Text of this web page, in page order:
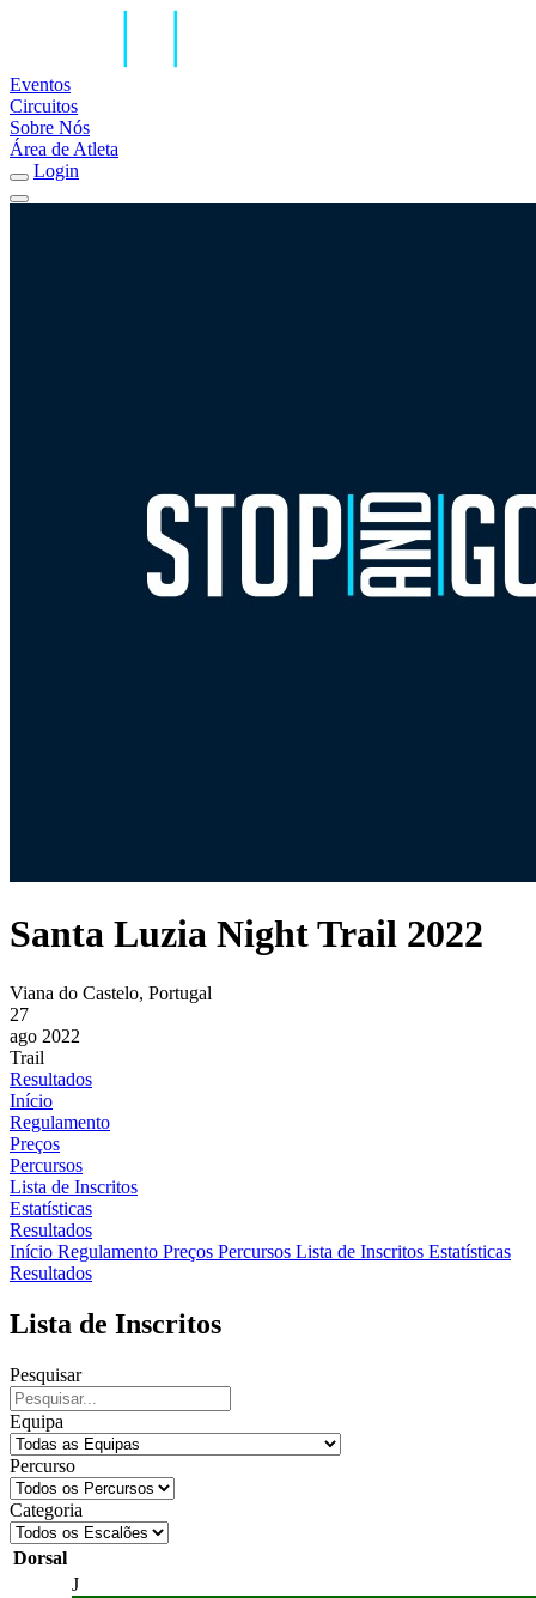
Eventos
Circuitos
Sobre Nós
Área de Atleta
Login
Santa Luzia Night Trail 2022
Viana do Castelo, Portugal
27
ago 2022
Trail
Resultados
Início
Regulamento
Preços
Percursos
Lista de Inscritos
Estatísticas
Resultados
Início Regulamento Preços Percursos Lista de Inscritos Estatísticas
Resultados
Lista de Inscritos
Pesquisar
Equipa
Percurso
Categoria
Dorsal
J